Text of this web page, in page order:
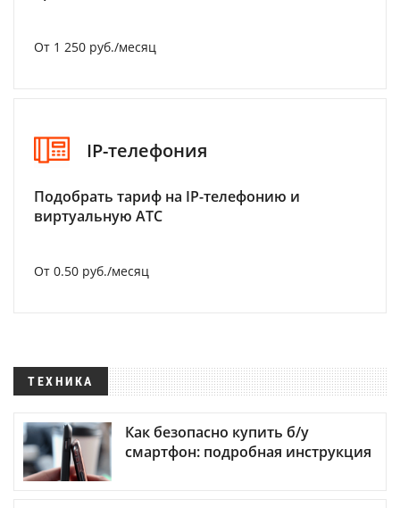
От 1 250 руб./месяц
IP-телефония
Подобрать тариф на IP-телефонию и
виртуальную АТС
От 0.50 руб./месяц
ТЕХНИКА
Как безопасно купить б/у
смартфон: подробная инструкция